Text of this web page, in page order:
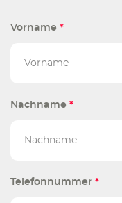
Vorname *
Nachname *
Telefonnummer *